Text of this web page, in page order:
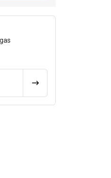
CALCULAR FRETE